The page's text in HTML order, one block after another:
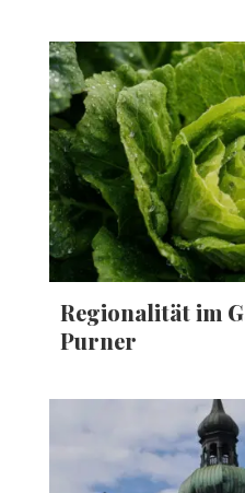
Regionalität im
Purner